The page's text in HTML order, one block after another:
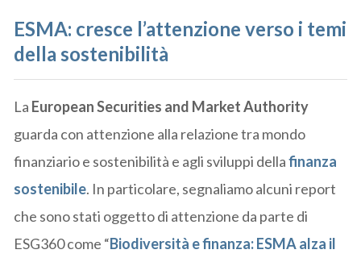
ESMA: cresce l’attenzione verso i temi
della sostenibilità
La European Securities and Market Authority
guarda con attenzione alla relazione tra mondo
finanziario e sostenibilità e agli sviluppi dellafinanza
sostenibile. In particolare, segnaliamo alcuni report
che sono stati oggetto di attenzione da parte di
ESG360 come “Biodiversità e finanza: ESMA alza il